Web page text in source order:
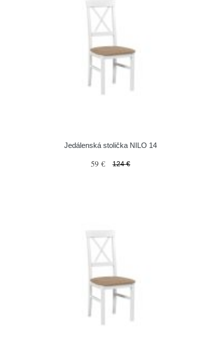
Jedálenská stolička NILO 14
59 € 124 €